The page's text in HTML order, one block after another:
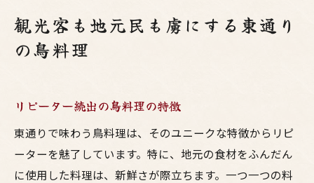
観光客も地元民も虜にする東通り
の鳥料理
リピーター続出の鳥料理の特徴
東通りで味わう鳥料理は、そのユニークな特徴からリピ
ーターを魅了しています。特に、地元の食材をふんだん
に使用した料理は、新鮮さが際立ちます。一つ一つの料